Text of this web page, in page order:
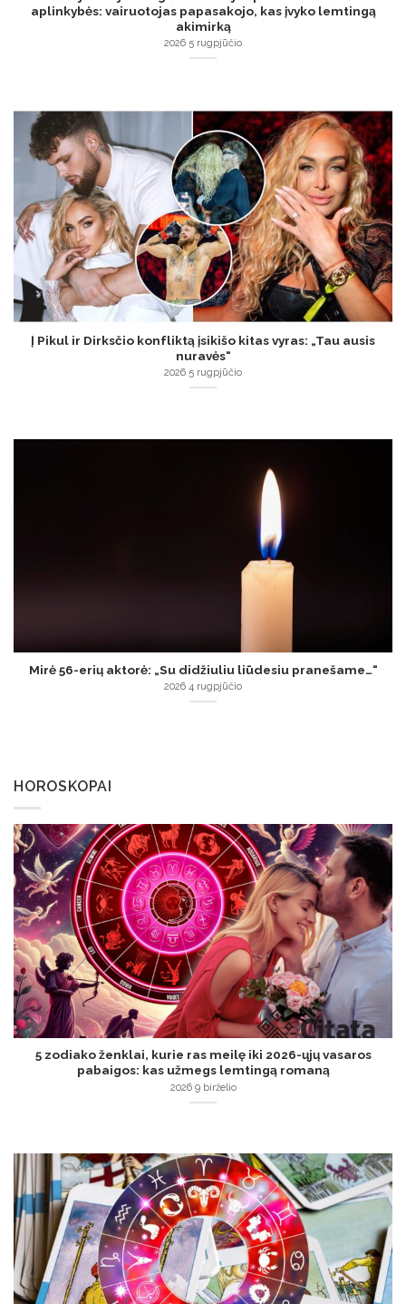
aplinkybės: vairuotojas papasakojo, kas įvyko lemtingą
akimirką
2026 5 rugpjūčio
Į Pikul ir Dirksčio konfliktą įsikišo kitas vyras: „Tau ausis
nuravės“
2026 5 rugpjūčio
Mirė 56-erių aktorė: „Su didžiuliu liūdesiu pranešame…“
2026 4 rugpjūčio
HOROSKOPAI
5 zodiako ženklai, kurie ras meilę iki 2026-ųjų vasaros
pabaigos: kas užmegs lemtingą romaną
2026 9 birželio